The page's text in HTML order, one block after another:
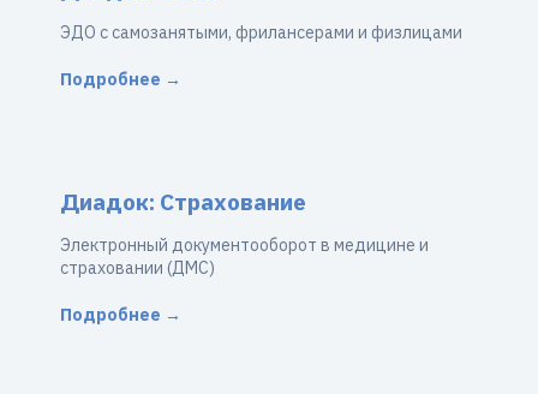
ЭДО с самозанятыми, фрилансерами и физлицами
Подробнее →
Диадок: Страхование
Электронный документооборот в медицине и
страховании (ДМС)
Подробнее →